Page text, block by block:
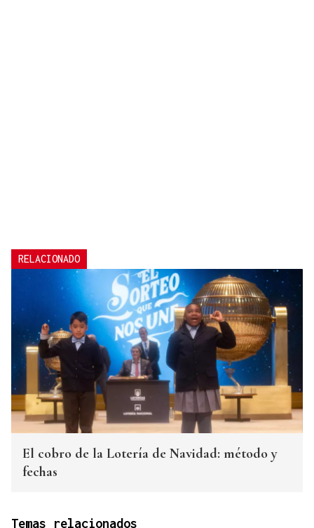
RELACIONADO
El cobro de la Lotería de Navidad: método y
fechas
Temas relacionados